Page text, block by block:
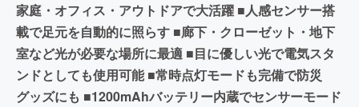
家庭・オフィス・アウトドアで大活躍 ■人感センサー搭
載で足元を自動的に照らす ■廊下・クローゼット・地下
室など光が必要な場所に最適 ■目に優しい光で電気スタ
ンドとしても使用可能 ■常時点灯モードも完備で防災
グッズにも ■1200mAhバッテリー内蔵でセンサーモード